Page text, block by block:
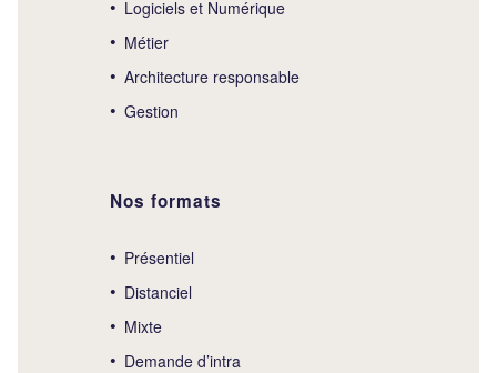
Logiciels et Numérique
Métier
Architecture responsable
Gestion
Nos formats
Présentiel
Distanciel
Mixte
Demande d’intra